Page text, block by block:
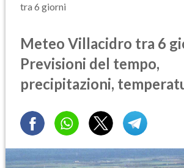
tra 6 giorni
Meteo Villacidro tra 6
Previsioni del tempo,
precipitazioni,